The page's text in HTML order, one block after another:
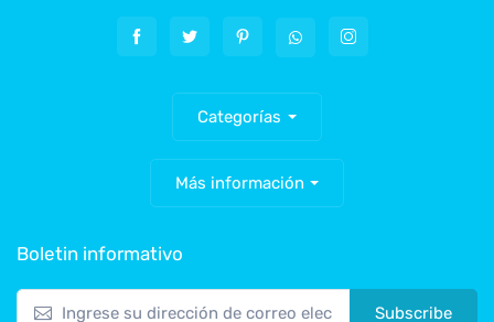
Categorías
Más información
Boletin informativo
Subscribe